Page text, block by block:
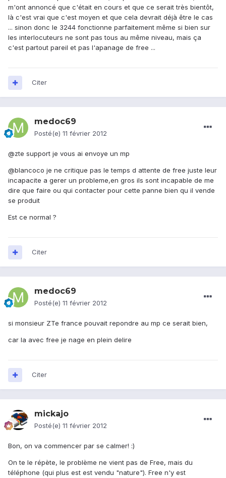
m'ont annoncé que c'était en cours et que ce serait très bientôt,
là c'est vrai que c'est moyen et que cela devrait déjà être le cas
... sinon donc le 3244 fonctionne parfaitement même si bien sur
les interlocuteurs ne sont pas tous au même niveau, mais ça
c'est partout pareil et pas l'apanage de free ...
Citer
medoc69
Posté(e) 11 février 2012
@zte support je vous ai envoye un mp
@blancoco je ne critique pas le temps d attente de free juste leur
incapacite a gerer un probleme,en gros ils sont incapable de me
dire que faire ou qui contacter pour cette panne bien qu il vende
se produit
Est ce normal ?
Citer
medoc69
Posté(e) 11 février 2012
si monsieur ZTe france pouvait repondre au mp ce serait bien,
car la avec free je nage en plein delire
Citer
mickajo
Posté(e) 11 février 2012
Bon, on va commencer par se calmer! :)
On te le répète, le problème ne vient pas de Free, mais du
téléphone (qui plus est est vendu "nature"). Free n'y est